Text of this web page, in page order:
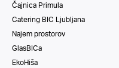
Čajnica Primula
Catering BIC Ljubljana
Najem prostorov
GlasBICa
EkoHiša